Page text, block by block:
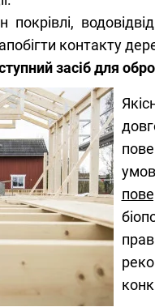
контакту
засіб для